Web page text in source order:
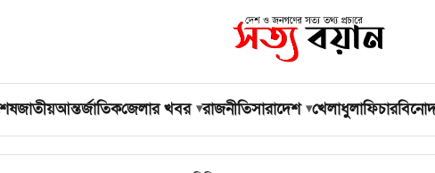
জাতীয়আন্তর্জাতিকজেলার খবর রাজনীতিসারাদেশ খেলাধুলাফিচার